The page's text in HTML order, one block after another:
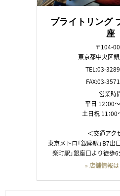
ブライトリング
座
〒104-
東京都中央区
TEL:03-
FAX:03-
営業時
平日 12：00
土日祝 11：00
＜交通アク
東京メトロ「銀座駅」B7出
楽町駅」銀座口より徒歩
» 店舗情報